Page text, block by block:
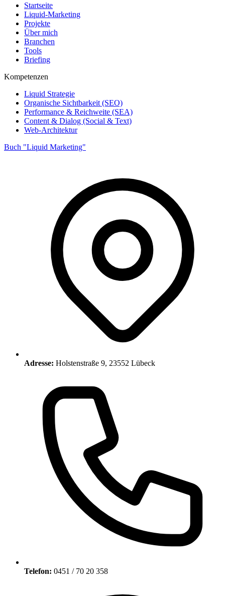
Startseite
Liquid-Marketing
Projekte
Über mich
Branchen
Tools
Briefing
Kompetenzen
Liquid Strategie
Organische Sichtbarkeit (SEO)
Performance & Reichweite (SEA)
Content & Dialog (Social & Text)
Web-Architektur
Buch "Liquid Marketing"
Adresse: Holstenstraße 9, 23552 Lübeck
Telefon: 0451 / 70 20 358